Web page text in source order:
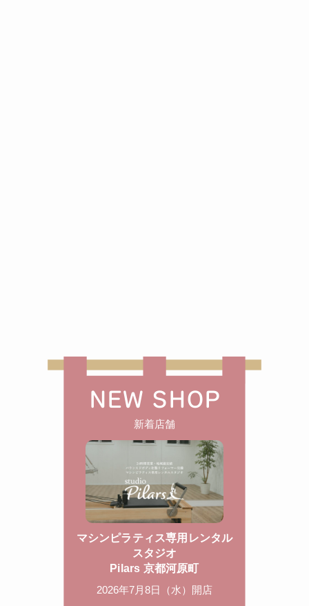
NEW SHOP
新着店舗
マシンピラティス専用レンタル
スタジオ
Pilars 京都河原町
2026年7月8日（水）開店